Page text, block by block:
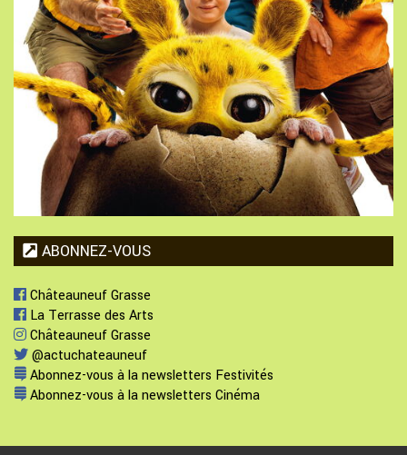
ABONNEZ-VOUS
Châteauneuf Grasse
La Terrasse des Arts
Châteauneuf Grasse
@actuchateauneuf
Abonnez-vous à la newsletters Festivités
Abonnez-vous à la newsletters Cinéma